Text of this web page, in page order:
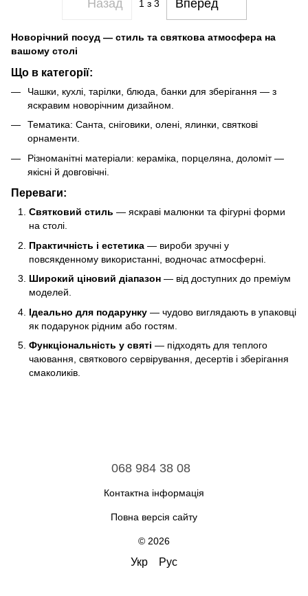
Назад 1 з 3 Вперед
Новорічний посуд — стиль та святкова атмосфера на
вашому столі
Що в категорії:
Чашки, кухлі, тарілки, блюда, банки для зберігання — з
яскравим новорічним дизайном.
Тематика: Санта, сніговики, олені, ялинки, святкові
орнаменти.
Різноманітні матеріали: кераміка, порцеляна, доломіт —
якісні й довговічні.
Переваги:
Святковий стиль — яскраві малюнки та фігурні форми
на столі.
Практичність і естетика — вироби зручні у
повсякденному використанні, водночас атмосферні.
Широкий ціновий діапазон — від доступних до преміум
моделей.
Ідеально для подарунку — чудово виглядають в упаковці
як подарунок рідним або гостям.
Функціональність у святі — підходять для теплого
чаювання, святкового сервірування, десертів і зберігання
смаколиків.
068 984 38 08
Контактна інформація
Повна версія сайту
© 2026
Укр Рус